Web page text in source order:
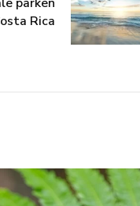
Rica